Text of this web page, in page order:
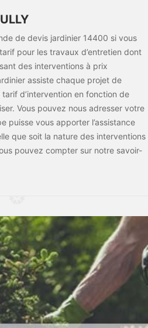
de devis jardinier 14400 si vous
pour les travaux d’entretien dont
des interventions à prix
assiste chaque projet de
d’intervention en fonction de
Vous pouvez nous adresser votre
puisse vous apporter l’assistance
que soit la nature des interventions
pouvez compter sur notre savoir-